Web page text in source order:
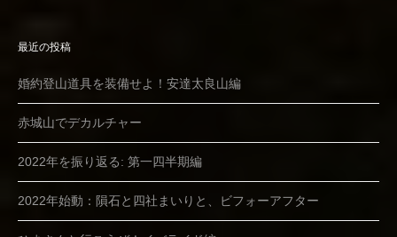
最近の投稿
婚約登山道具を装備せよ！安達太良山編
赤城山でデカルチャー
2022年を振り返る: 第一四半期編
2022年始動：隕石と四社まいりと、ビフォーアフター